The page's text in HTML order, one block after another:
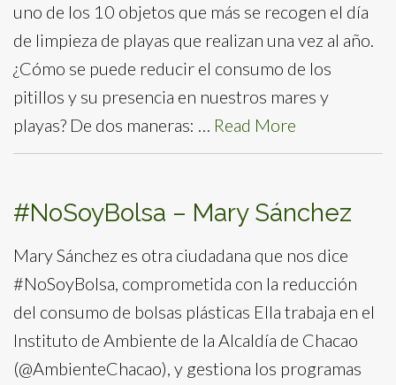
uno de los 10 objetos que más se recogen el día
de limpieza de playas que realizan una vez al año.
¿Cómo se puede reducir el consumo de los
pitillos y su presencia en nuestros mares y
playas? De dos maneras: … Read More
#NoSoyBolsa – Mary Sánchez
Mary Sánchez es otra ciudadana que nos dice
#NoSoyBolsa, comprometida con la reducción
del consumo de bolsas plásticas Ella trabaja en el
Instituto de Ambiente de la Alcaldía de Chacao
(@AmbienteChacao), y gestiona los programas